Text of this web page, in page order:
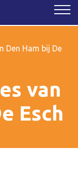
Den Ham bij De
van
Esch